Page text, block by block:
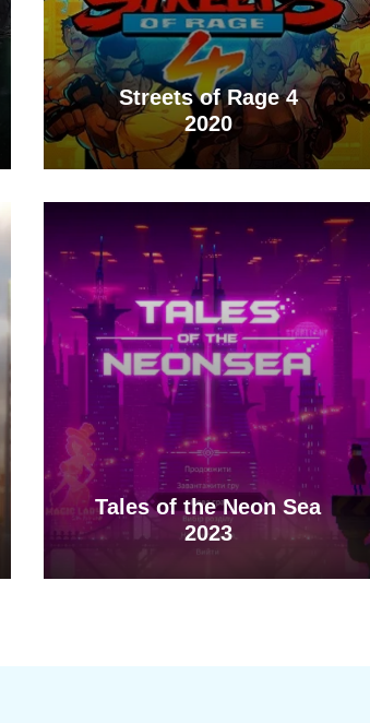
Streets of Rage 4
2020
Tales of the Neon Sea
2023